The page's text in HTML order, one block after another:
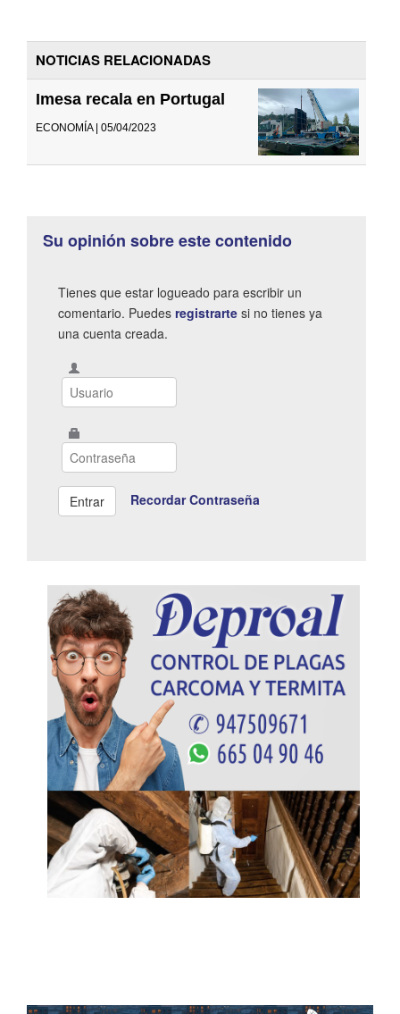
NOTICIAS RELACIONADAS
Imesa recala en Portugal
ECONOMÍA | 05/04/2023
Su opinión sobre este contenido
Tienes que estar logueado para escribir un
comentario. Puedes registrarte si no tienes ya
una cuenta creada.
Recordar Contraseña